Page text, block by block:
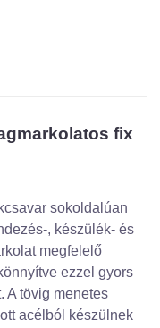
fix
sokoldalúan
, készülék- és
megfelelő
ezzel gyors
A tövig menetes
acélból készülnek